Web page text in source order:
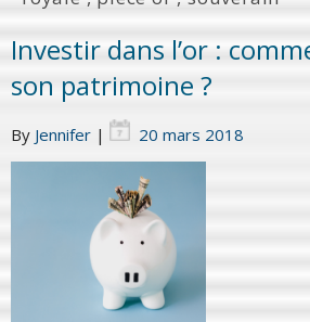
Investir dans l’or :
son patrimoine ?
By Jennifer | 20 mars 2018